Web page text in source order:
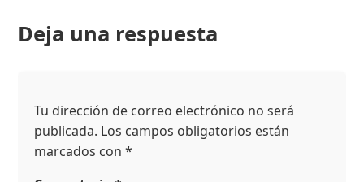
Deja una respuesta
Tu dirección de correo electrónico no será
publicada. Los campos obligatorios están
marcados con*